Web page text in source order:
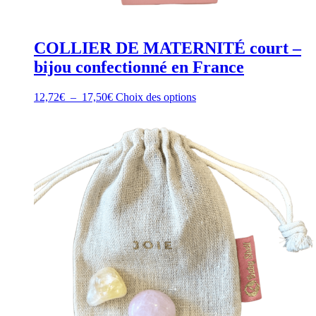
COLLIER DE MATERNITÉ court –
bijou confectionné en France
12,72€ – 17,50€Plage
12,72€
à
17,50€
Choix des optionsCe
variations.
Les
options
peuvent
être
choisies
sur
la
page
du
produit